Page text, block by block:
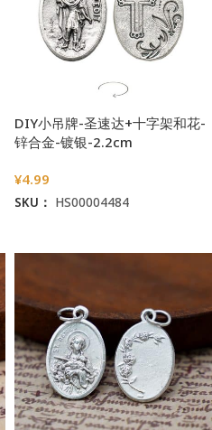
DIY小吊牌-圣速达+十字架和花-
锌合金-镀银-2.2cm
¥4.99
SKU： HS00004484